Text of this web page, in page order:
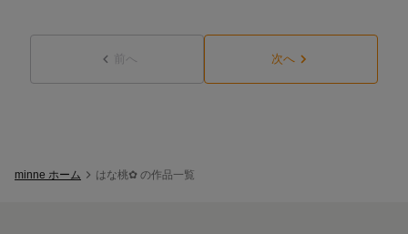
前へ 次へ
minne ホーム はな桃✿ の作品一覧